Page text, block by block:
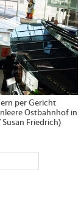
per Gericht
Ostbahnhof in
Friedrich)